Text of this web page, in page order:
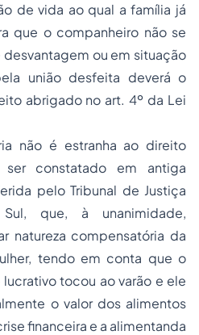
de vida ao qual a família já
que o companheiro não se
ou em situação
união desfeita deverá o
abrigado no art. 4º da Lei
não é estranha ao direito
constatado em antiga
pelo Tribunal de Justiça
que, à unanimidade,
natureza compensatória da
tendo em conta que o
tocou ao varão e ele
o valor dos alimentos
financeira e a alimentanda